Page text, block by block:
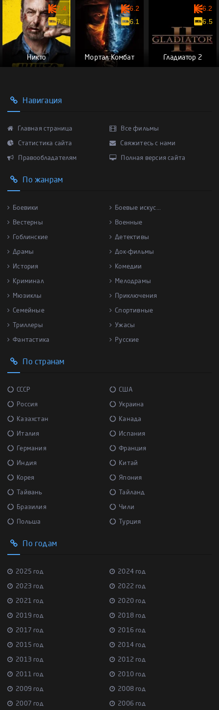
Никто
7.4
7.4
Мортал Комбат
6.2
6.1
Гладиатор 2
6.2
6.5
Навигация
Главная страница Все фильмы
Статистика сайта Свяжитесь с нами
Правообладателям Полная версия сайта
По жанрам
Боевики Боевые искус...
Вестерны Военные
Гоблинские Детективы
Драмы Док-фильмы
История Комедии
Криминал Мелодрамы
Мюзиклы Приключения
Семейные Спортивные
Триллеры Ужасы
Фантастика Русские
По странам
СССР США
Россия Украина
Казахстан Канада
Италия Испания
Германия Франция
Индия Китай
Корея Япония
Тайвань Тайланд
Бразилия Чили
Польша Турция
По годам
2025 год 2024 год
2023 год 2022 год
2021 год 2020 год
2019 год 2018 год
2017 год 2016 год
2015 год 2014 год
2013 год 2012 год
2011 год 2010 год
2009 год 2008 год
2007 год 2006 год